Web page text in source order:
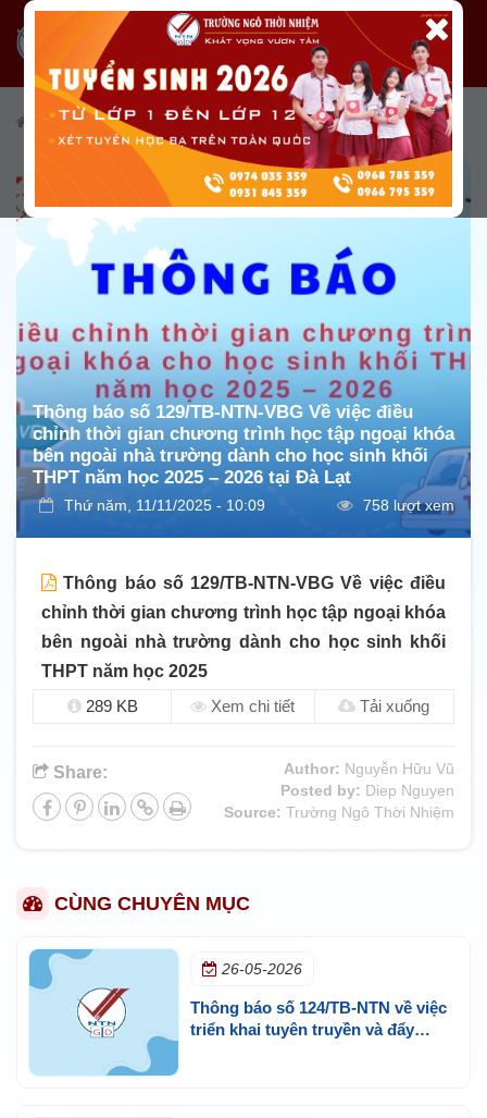
Tin tức /Tin tức từ Nhà trường/ Văn bản của nhà trường
Thông báo số 129/TB-NTN-VBG Về việc điều
chỉnh thời gian chương trình học tập ngoại khóa
bên ngoài nhà trường dành cho học sinh khối
THPT năm học 2025 – 2026 tại Đà Lạt
Thứ năm, 11/11/2025 - 10:09 758 lượt xem
Thông báo số 129/TB-NTN-VBG Về việc điều
chỉnh thời gian chương trình học tập ngoại khóa
bên ngoài nhà trường dành cho học sinh khối
THPT năm học 2025
289 KB
Xem chi tiết Tải xuống
Share: Author: Nguyễn Hữu Vũ
Posted by: Diep Nguyen
Source: Trường Ngô Thời Nhiệm
CÙNG CHUYÊN MỤC
26-05-2026
Thông báo số 124/TB-NTN về việc
triển khai tuyên truyền và đẩy